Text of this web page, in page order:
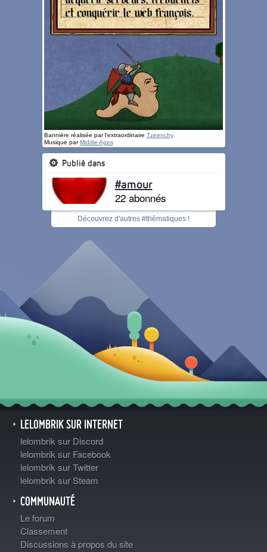
Bannière réalisée par l'extraordinaire Tzeenchy
Musique parMiddle Ages
Publié dans
#amour
22 abonnés
Découvrez d'autres #thématiques !
LELOMBRIK SUR INTERNET
lelombrik sur Discord
lelombrik sur Facebook
lelombrik sur Twitter
lelombrik sur Steam
COMMUNAUTÉ
Le forum
Classement
Discussions à propos du site